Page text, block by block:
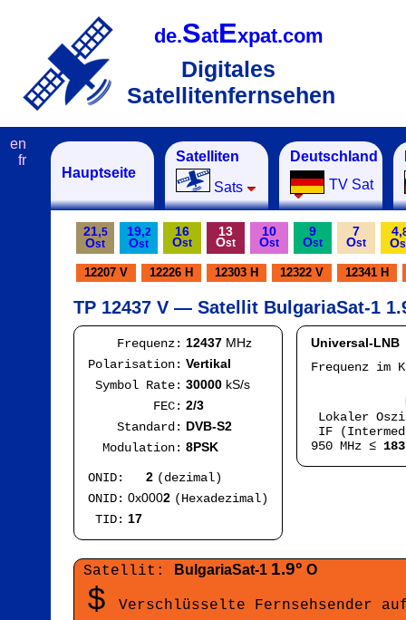
de.SatExpat.com
Digitales
Satellitenfernsehen
Hauptseite
Satelliten
Sats
Deutschland
TV Sat
en
fr
21,5
Ost
19,2
Ost
16
Ost
13
Ost
10
Ost
9
Ost
7
Ost
4,
O
12207 V 12226 H 12303 H 12322 V 12341 H
TP 12437 V — Satellit BulgariaSat-1
Frequenz: 12437 MHz
Polarisation: Vertikal
Symbol Rate: 30000 kS/s
FEC: 2/3
Standard: DVB-S2
Modulation: 8PSK
ONID: 2 (dezimal)
ONID: 0x0002 (Hexadezimal)
TID: 17
Universal-LNB
Frequenz im
Lokaler
IF
950 MHz ≤
Satellit: BulgariaSat-1 1.9° O
$ Verschlüsselte Fernsehsender